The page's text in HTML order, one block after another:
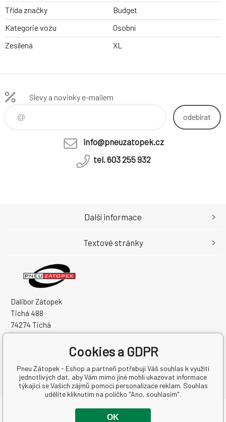
Třída značky
Budget
Kategorie vozu
Osobní
Zesílená
XL
Slevy a novinky e-mailem
odebírat
info@pneuzatopek.cz
tel. 603 255 932
Dalibor Zátopek
Tichá 488
74274 Tichá
Česká Republika
DIČ: CZ7504094994
Další informace
Textové stránky
Copyright © 2026 Dalibor Zátopek
Cookies a GDPR
Pneu Zátopek - Eshop a partneři potřebují Váš souhlas k využití
jednotlivých dat, aby Vám mimo jiné mohli ukazovat informace
týkající se Vašich zájmů pomocí personalizace reklam. Souhlas
udělíte kliknutím na políčko "Ano, souhlasím".
OK